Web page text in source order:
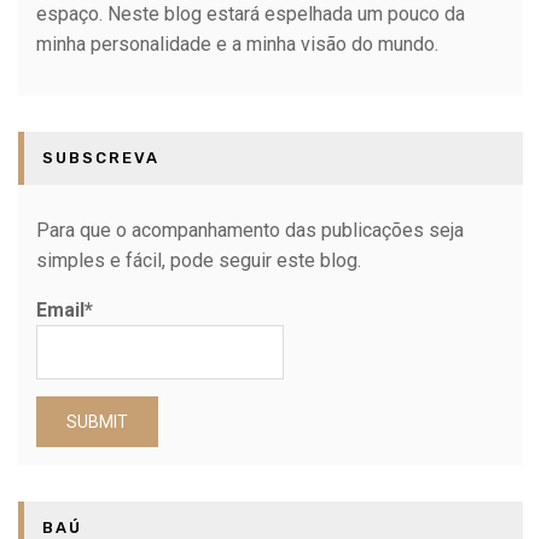
espaço. Neste blog estará espelhada um pouco da
minha personalidade e a minha visão do mundo.
SUBSCREVA
Para que o acompanhamento das publicações seja
simples e fácil, pode seguir este blog.
Email*
BAÚ